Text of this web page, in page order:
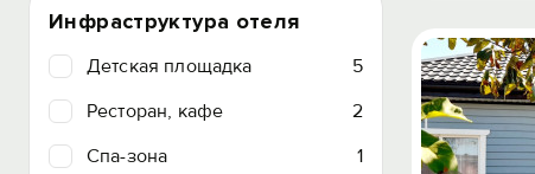
Инфраструктура отеля
Детская площадка
5
Ресторан, кафе
2
Спа-зона
1